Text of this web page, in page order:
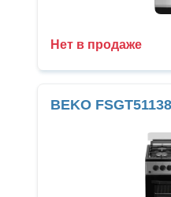
Нет в продаже
BEKO